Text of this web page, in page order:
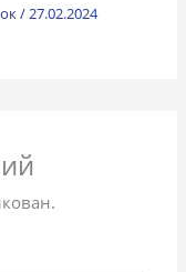
/27.02.2024